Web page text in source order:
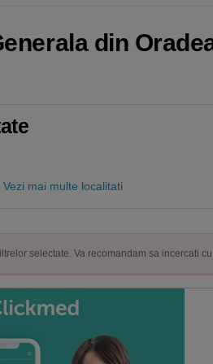
din
Vezi mai multe localitati
selectate. Va recomandam sa incercati